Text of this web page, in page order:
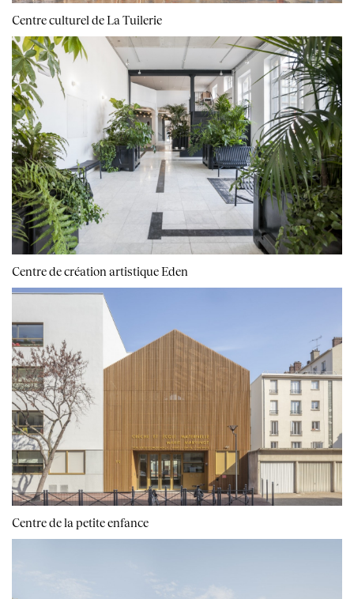
Centre culturel de La Tuilerie
Centre de création artistique Eden
Centre de la petite enfance